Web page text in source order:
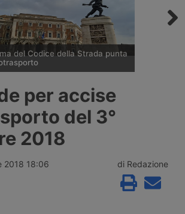
del Codice della Strada punta
2026 le linee della riforma del
Strada: patente C1 a 17 anni,
Cqc per un anno,
delle sanzioni in 21 fasce,
dei documenti e nuovo
gli ausiliari di Polizia Stradale.
per accise
del 3°
2018
2018 18:06 di Redazione